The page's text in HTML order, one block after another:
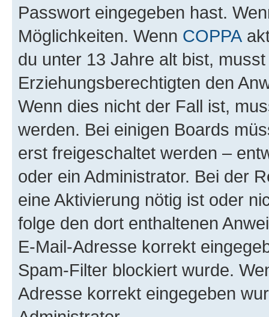
Passwort eingegeben hast.
Möglichkeiten. Wenn COPPA
du unter 13 Jahre alt bist,
Erziehungsberechtigten den
Wenn dies nicht der Fall ist,
werden. Bei einigen Boards
erst freigeschaltet werden –
oder ein Administrator. Bei der
eine Aktivierung nötig ist oder
folge den dort enthaltenen
E-Mail-Adresse korrekt
Spam-Filter blockiert wurde.
Adresse korrekt eingegeben